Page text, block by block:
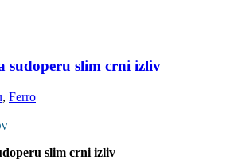
sudoperu slim crni izliv
, Ferro
slim crni izliv